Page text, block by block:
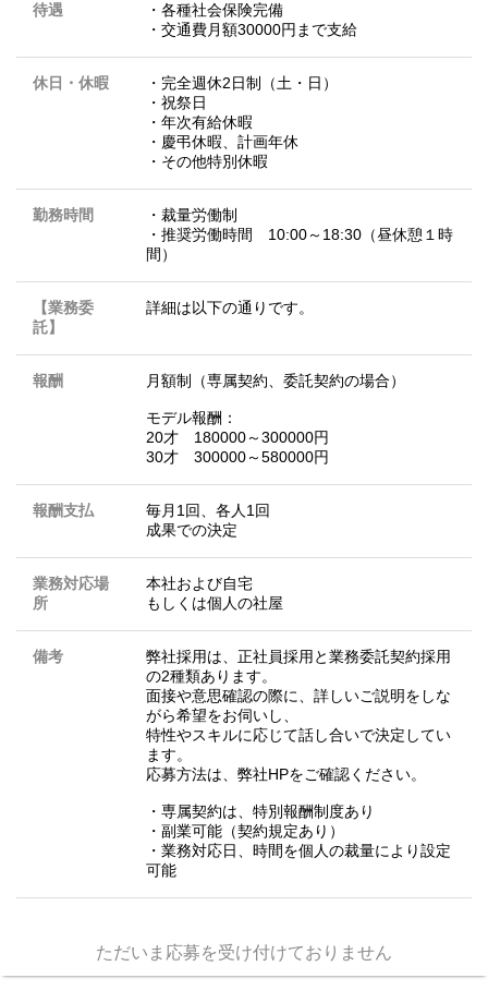
待遇
・各種社会保険完備
・交通費月額30000円まで支給
休日・休暇
・完全週休2日制（土・日）
・祝祭日
・年次有給休暇
・慶弔休暇、計画年休
・その他特別休暇
勤務時間
・裁量労働制
・推奨労働時間 10:00～18:30（昼休憩１時
間）
【業務委
託】
詳細は以下の通りです。
報酬 月額制（専属契約、委託契約の場合）
モデル報酬：
20才 180000～300000円
30才 300000～580000円
報酬支払
毎月1回、各人1回
成果での決定
業務対応場
所
本社および自宅
もしくは個人の社屋
備考
弊社採用は、正社員採用と業務委託契約採用
の2種類あります。
面接や意思確認の際に、詳しいご説明をしな
がら希望をお伺いし、
特性やスキルに応じて話し合いで決定してい
ます。
応募方法は、弊社HPをご確認ください。
・専属契約は、特別報酬制度あり
・副業可能（契約規定あり）
・業務対応日、時間を個人の裁量により設定
可能
ただいま応募を受け付けておりません